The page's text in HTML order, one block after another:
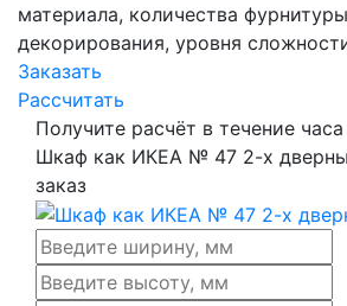
материала, количества
декорирования, уровня
Заказать
Рассчитать
Получите расчёт в течение часа
Шкаф как ИКЕА № 47 2-х
заказ